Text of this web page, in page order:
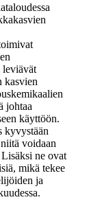
leviävät
kasvien
johtaa
käyttöön.
kyvystään
voidaan
ne ovat
mikä tekee
ja